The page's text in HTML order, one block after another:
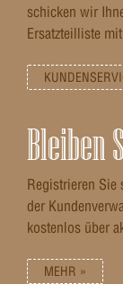
schicken wir
Ersatzteilliste
Bleiben
Registrieren
der
kostenlos über
MEHR »